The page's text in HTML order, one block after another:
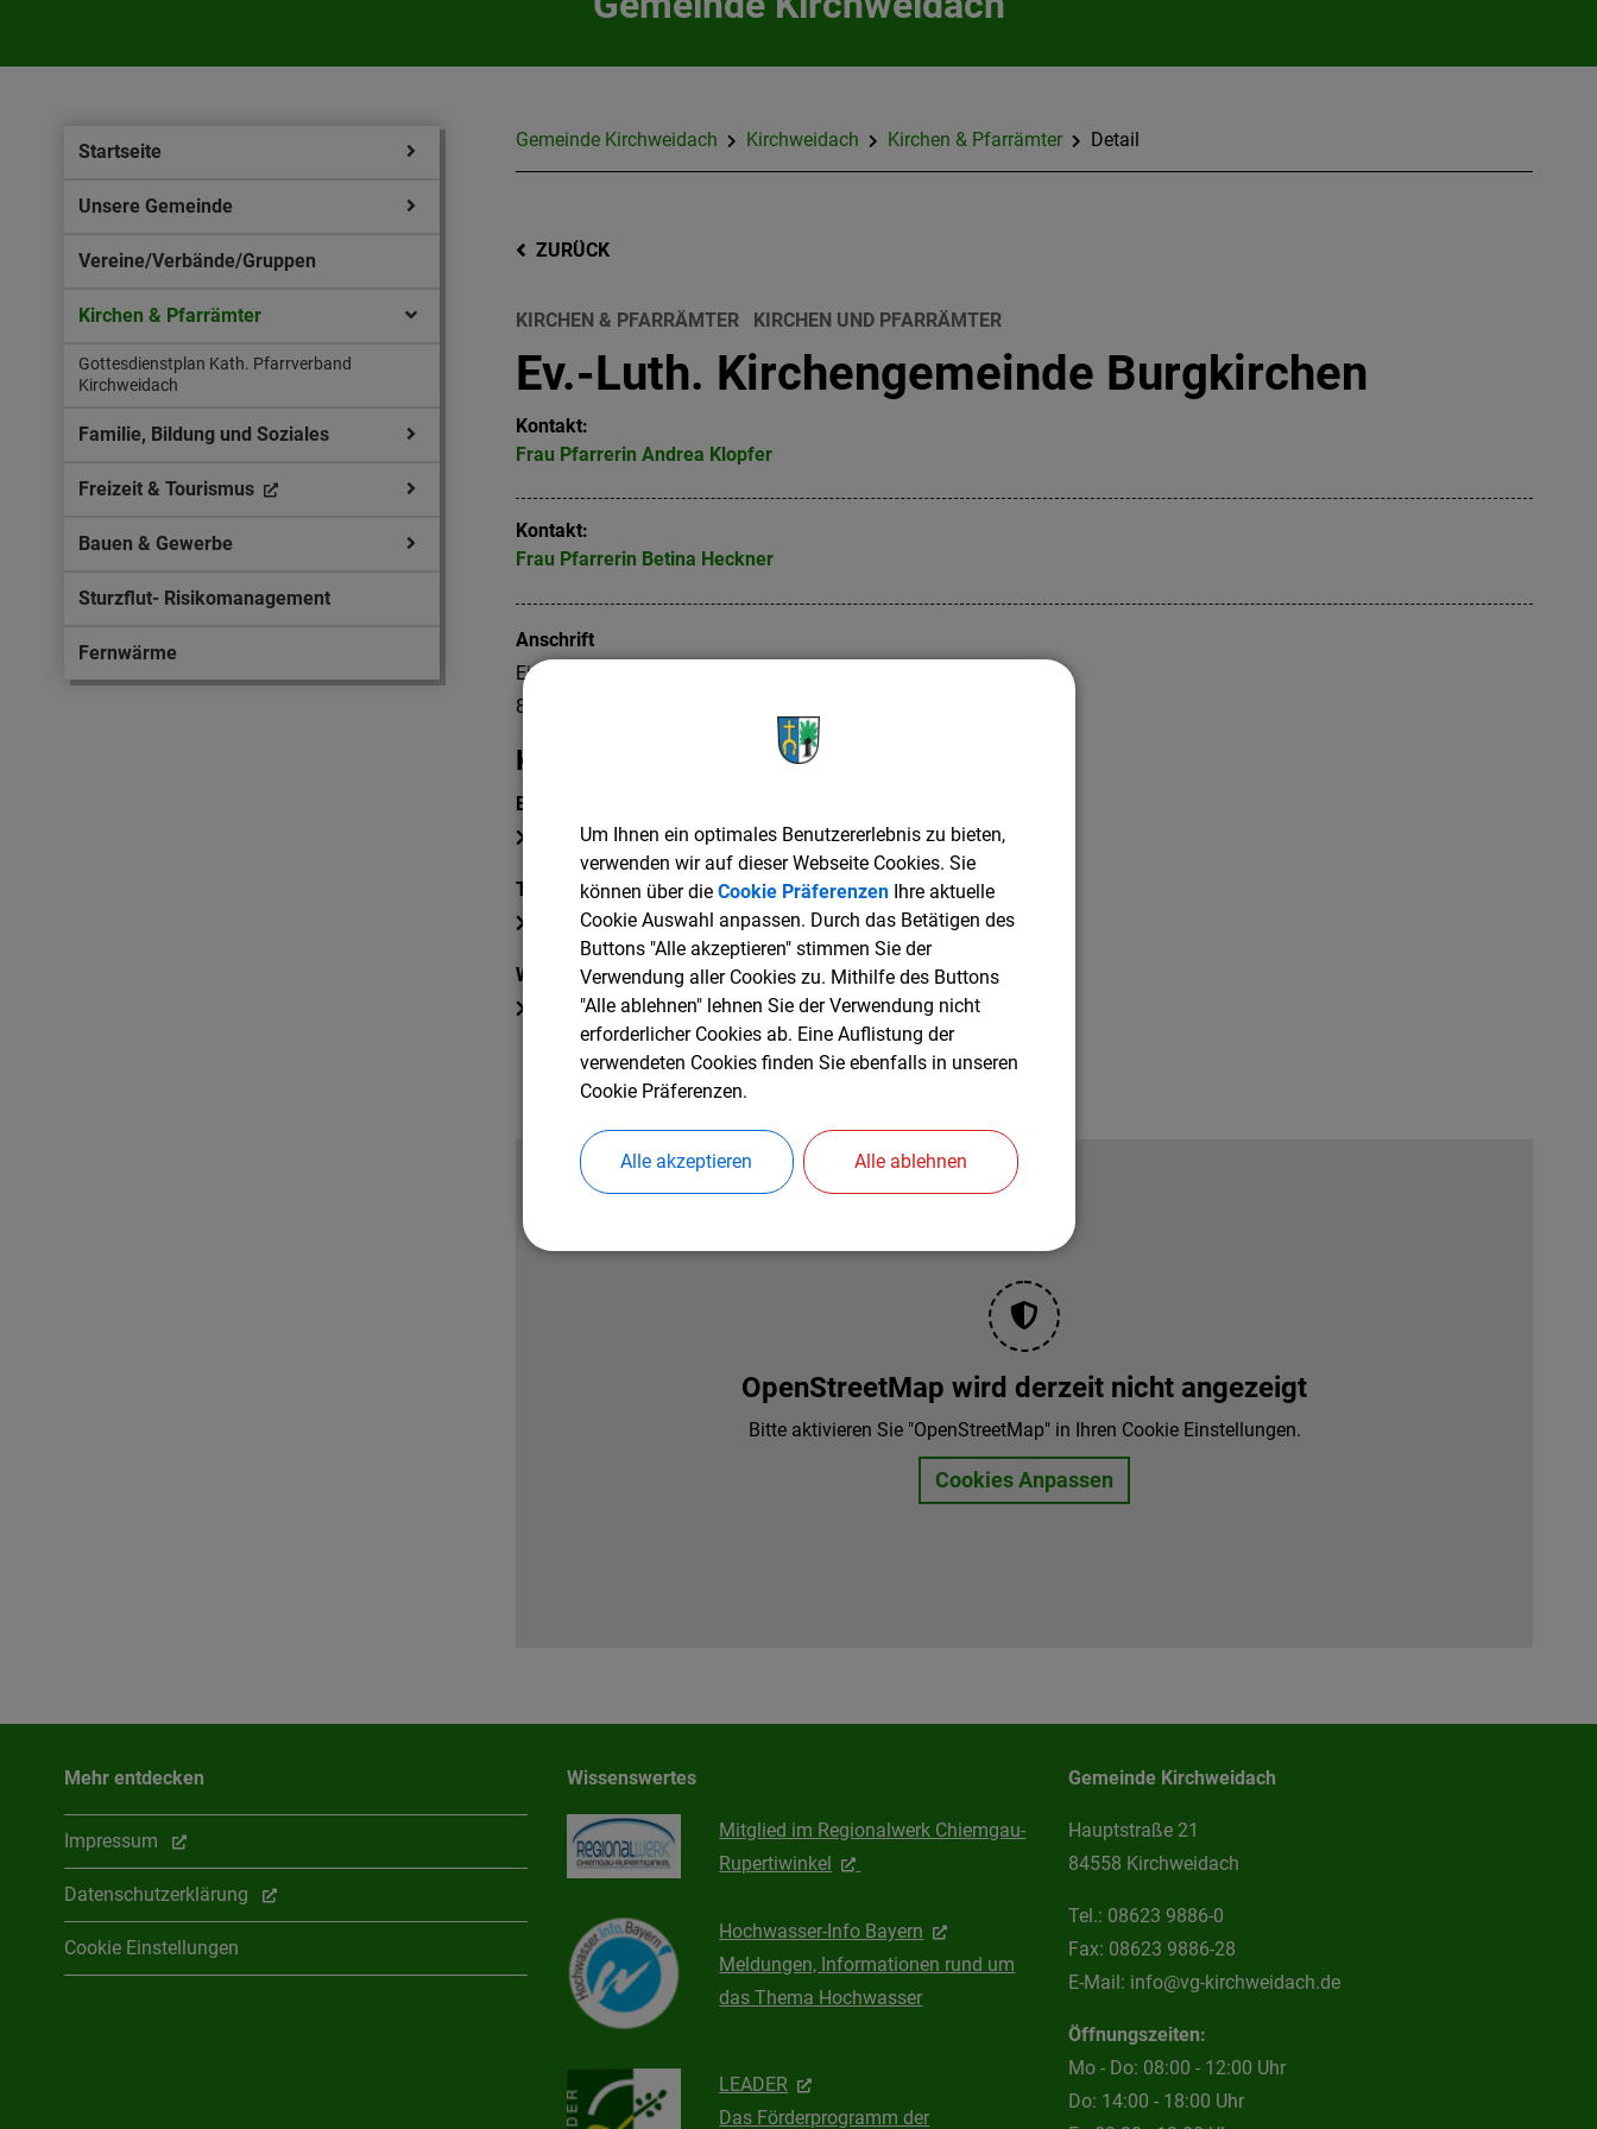
Startseite
Unsere Gemeinde
Vereine/Verbände/Gruppen
Kirchen & Pfarrämter
Gottesdienstplan Kath. Pfarrverband
Kirchweidach
Familie, Bildung und Soziales
Freizeit & Tourismus
Bauen & Gewerbe
Sturzflut- Risikomanagement
Fernwärme
Gemeinde Kirchweidach Kirchweidach Kirchen & Pfarrämter Detail
ZURÜCK
KIRCHEN & PFARRÄMTER KIRCHEN UND PFARRÄMTER
Ev.-Luth. Kirchengemeinde Burgkirchen
Kontakt:
Frau Pfarrerin Andrea Klopfer
Kontakt:
Frau Pfarrerin Betina Heckner
Anschrift
Eichendorffring 12
84508
Kontaktinformationen
E-Mail
pfarramt.burgkirchen@elkb.de
Telefon
08679 - 969907
Website
www.burgkirchen-evangelisch.de
OpenStreetMap wird derzeit nicht angezeigt
Bitte aktivieren Sie "OpenStreetMap" in Ihren Cookie Einstellungen.
Cookies Anpassen
Mehr entdecken
Impressum
Datenschutzerklärung
Cookie Einstellungen
Wissenswertes
Mitglied im Regionalwerk Chiemgau-
Rupertiwinkel
Hochwasser-Info Bayern
Meldungen, Informationen rund um
das Thema Hochwasser
LEADER
Das Förderprogramm der
Gemeinde Kirchweidach
Hauptstraße 21
84558 Kirchweidach
Tel.: 08623 9886-0
Fax: 08623 9886-28
E-Mail: info@vg-kirchweidach.de
Öffnungszeiten:
Mo - Do: 08:00 - 12:00 Uhr
Do: 14:00 - 18:00 Uhr
Um Ihnen ein optimales Benutzererlebnis zu bieten,
verwenden wir auf dieser Webseite Cookies. Sie
können über die Cookie PräferenzenIhre aktuelle
Cookie Auswahl anpassen. Durch das Betätigen des
Buttons "Alle akzeptieren" stimmen Sie der
Verwendung aller Cookies zu. Mithilfe des Buttons
"Alle ablehnen" lehnen Sie der Verwendung nicht
erforderlicher Cookies ab. Eine Auflistung der
verwendeten Cookies finden Sie ebenfalls in unseren
Cookie Präferenzen.
Alle akzeptieren Alle ablehnen